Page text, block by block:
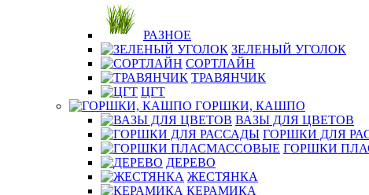
РАЗНОЕ
ЗЕЛЕНЫЙ УГОЛОК
СОРТЛАЙН
ТРАВЯНЧИК
ЦГТ
ГОРШКИ, КАШПО
ВАЗЫ ДЛЯ ЦВЕТОВ
ГОРШКИ ДЛЯ
ГОРШКИ
ДЕРЕВО
ЖЕСТЯНКА
КЕРАМИКА